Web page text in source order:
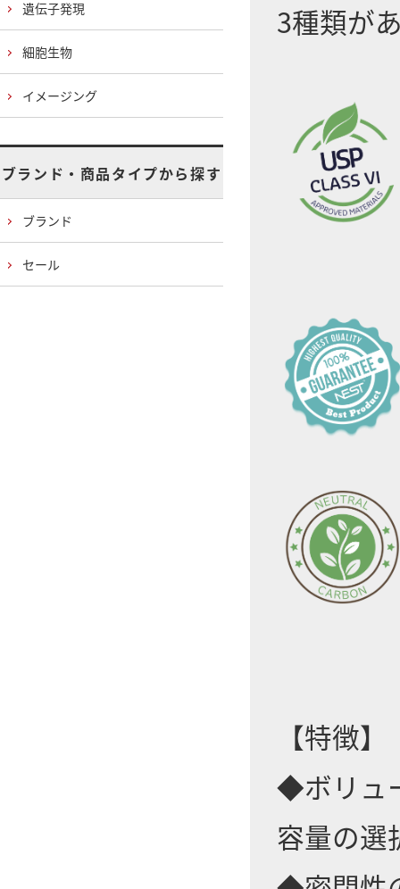
3種類が
【特徴】
◆ボリュ
容量の選
遺伝子発現
細胞生物
イメージング
ブランド・商品タイプから探す
ブランド
セール